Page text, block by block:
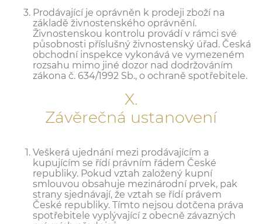
Prodávající je oprávněn k prodeji zboží na
základě živnostenského oprávnění.
Živnostenskou kontrolu provádí v rámci své
působnosti příslušný živnostenský úřad. Česká
obchodní inspekce vykonává ve vymezeném
rozsahu mimo jiné dozor nad dodržováním
zákona č. 634/1992 Sb., o ochraně spotřebitele.
X.
Závěrečná ustanovení
Veškerá ujednání mezi prodávajícím a
kupujícím se řídí právním řádem České
republiky. Pokud vztah založený kupní
smlouvou obsahuje mezinárodní prvek, pak
strany sjednávají, že vztah se řídí právem
České republiky. Tímto nejsou dotčena práva
spotřebitele vyplývající z obecně závazných